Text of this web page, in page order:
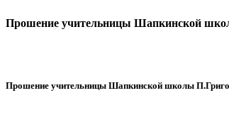
Прошение учительницы Шапкинской
Прошение учительницы Шапкинской школы